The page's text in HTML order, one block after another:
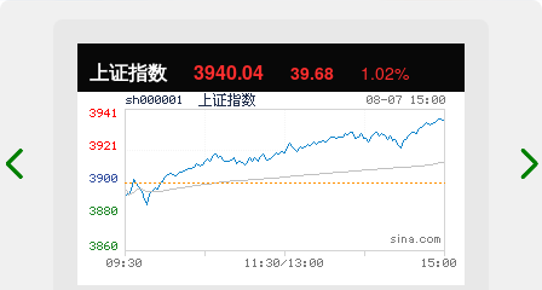
上证指数 3940.04 39.68 1.02%